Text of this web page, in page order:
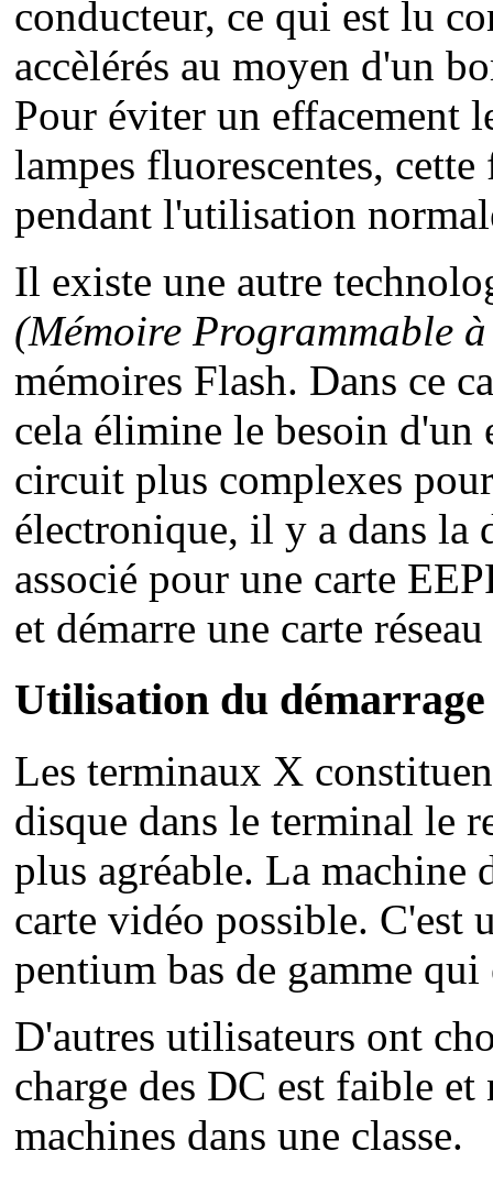
conducteur, ce qui est lu
accèlérés au moyen d'un
Pour éviter un effacement
lampes fluorescentes,
pendant l'utilisation
Il existe une autre
(Mémoire Programmable
mémoires Flash. Dans ce
cela élimine le besoin d'un
circuit plus complexes
électronique, il y a dans
associé pour une carte
et démarre une carte
Utilisation du démarrage
Les terminaux X
disque dans le terminal le
plus agréable. La
carte vidéo possible. C'est
pentium bas de gamme
D'autres utilisateurs ont
charge des DC est faible
machines dans une classe.